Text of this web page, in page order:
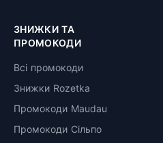
ЗНИЖКИ ТА
ПРОМОКОДИ
Всі промокоди
Знижки Rozetka
Промокоди Maudau
Промокоди Сільпо